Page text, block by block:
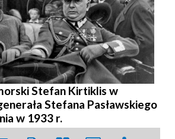
Stefan Kirtiklis w
Stefana Pasławskiego
w 1933 r.